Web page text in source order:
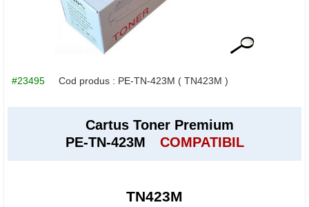
#23495 Cod produs : PE-TN-423M ( TN423M )
Cartus Toner Premium
PE-TN-423M
COMPATIBIL
TN423M